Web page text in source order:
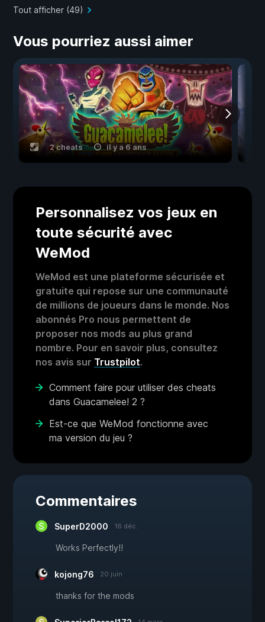
Tout afficher (49)
Vous pourriez aussi aimer
2 cheats il y a 6 ans
Personnalisez vos jeux en
toute sécurité avec
WeMod
WeMod est une plateforme sécurisée et
gratuite qui repose sur une communauté
de millions de joueurs dans le monde. Nos
abonnés Pro nous permettent de
proposer nos mods au plus grand
nombre. Pour en savoir plus, consultez
nos avis sur Trustpilot.
Comment faire pour utiliser des cheats
dans Guacamelee! 2 ?
Est-ce que WeMod fonctionne avec
ma version du jeu ?
Commentaires
SuperD2000 16 déc.
Works Perfectly!!
kojong76 20 juin
thanks for the mods